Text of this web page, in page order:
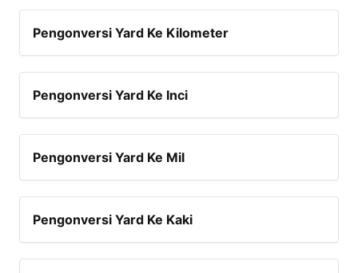
Pengonversi Yard Ke Kilometer
Pengonversi Yard Ke Inci
Pengonversi Yard Ke Mil
Pengonversi Yard Ke Kaki